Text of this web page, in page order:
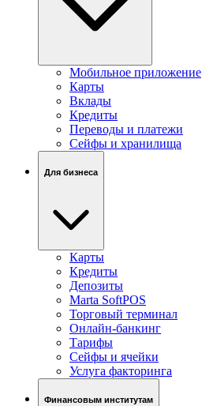
Мобильное приложение
Карты
Вклады
Кредиты
Переводы и платежи
Сейфы и хранилища
Для бизнеса
Карты
Кредиты
Депозиты
Marta SoftPOS
Торговый терминал
Онлайн-банкинг
Тарифы
Сейфы и ячейки
Услуга факторинга
Финансовым институтам